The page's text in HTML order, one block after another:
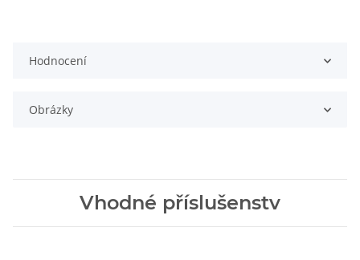
Hodnocení
Obrázky
Vhodné příslušenstv